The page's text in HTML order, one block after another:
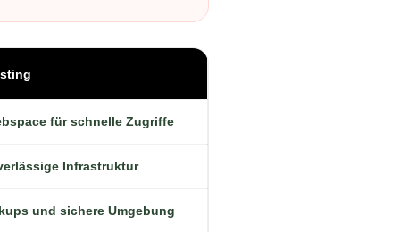
für schnelle Zugriffe
Infrastruktur
und sichere Umgebung